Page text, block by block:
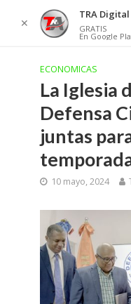
ECONOMICAS
La Iglesia
Defensa
juntas
10 mayo, 2024
✕
TRA Digital
GRATIS
En Google